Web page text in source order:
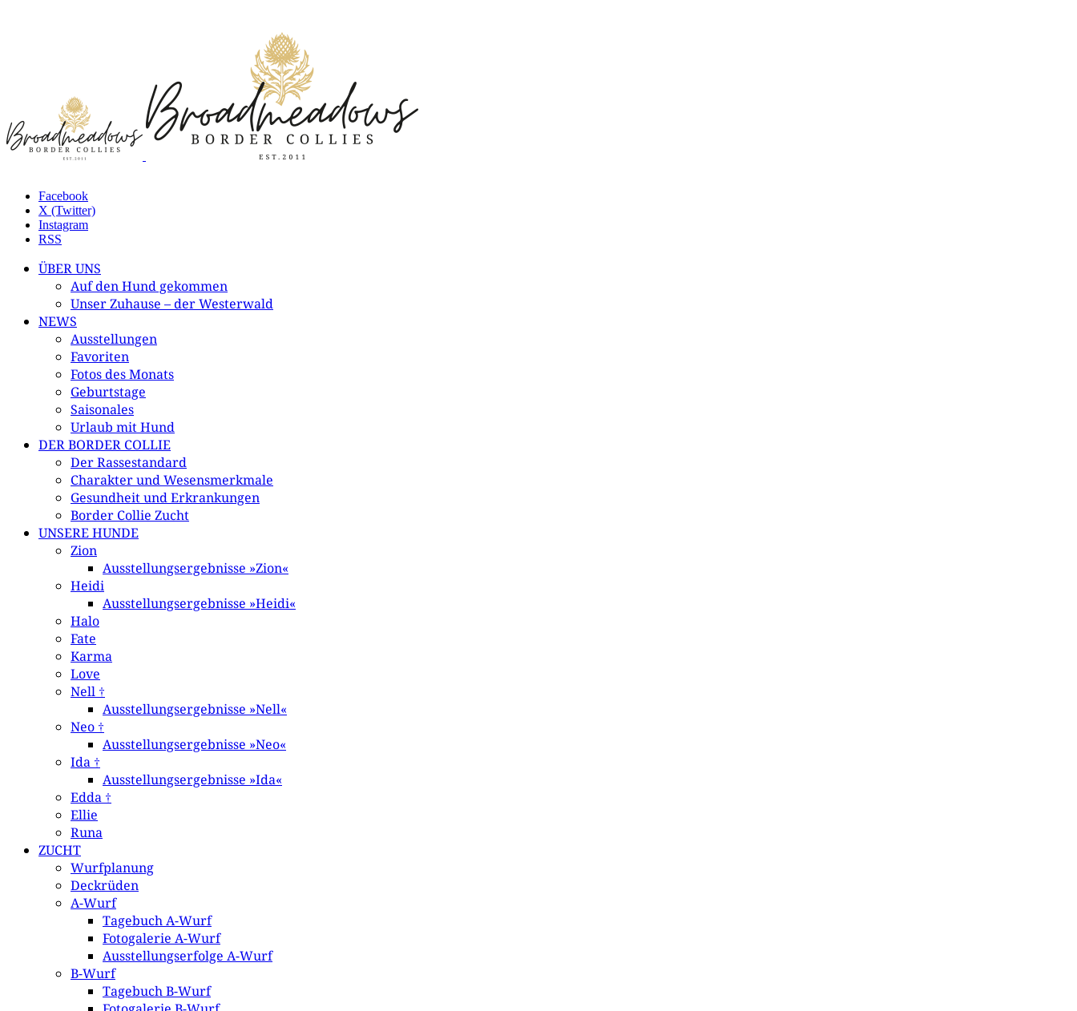
Facebook
X (Twitter)
Instagram
RSS
ÜBER UNS
Auf den Hund gekommen
Unser Zuhause – der Westerwald
NEWS
Ausstellungen
Favoriten
Fotos des Monats
Geburtstage
Saisonales
Urlaub mit Hund
DER BORDER COLLIE
Der Rassestandard
Charakter und Wesensmerkmale
Gesundheit und Erkrankungen
Border Collie Zucht
UNSERE HUNDE
Zion
Ausstellungsergebnisse »Zion«
Heidi
Ausstellungsergebnisse »Heidi«
Halo
Fate
Karma
Love
Nell †
Ausstellungsergebnisse »Nell«
Neo †
Ausstellungsergebnisse »Neo«
Ida †
Ausstellungsergebnisse »Ida«
Edda †
Ellie
Runa
ZUCHT
Wurfplanung
Deckrüden
A-Wurf
Tagebuch A-Wurf
Fotogalerie A-Wurf
Ausstellungserfolge A-Wurf
B-Wurf
Tagebuch B-Wurf